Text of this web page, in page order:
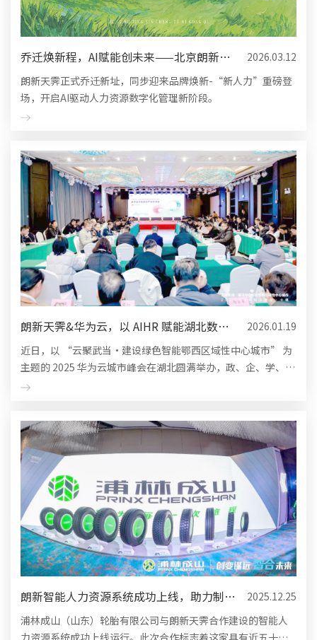
乔迁焕新程，AI赋能创未来——北京朗新天
2026.03.12
朗新天霁正式乔迁新址，同步迎来品牌焕新-“新人力”重磅登
场，开启AI驱动人力资源数字化管理新阶段。
朗新天霁&华为云，以 AIHR 赋能湖北数实
2026.01.19
近日，以 “云聚武当・建设绿色智能鄂西区域性中心城市” 为
主题的 2025 华为云城市峰会在湖北圆满举办，政、企、学、研
各界嘉宾齐聚一堂，共话数字经济发展与绿色算力产业未来。
朗新智能人力资源系统成功上线，助力制造
2025.12.25
浦林成山（山东）轮胎有限公司与朗新天霁合作建设的智能人